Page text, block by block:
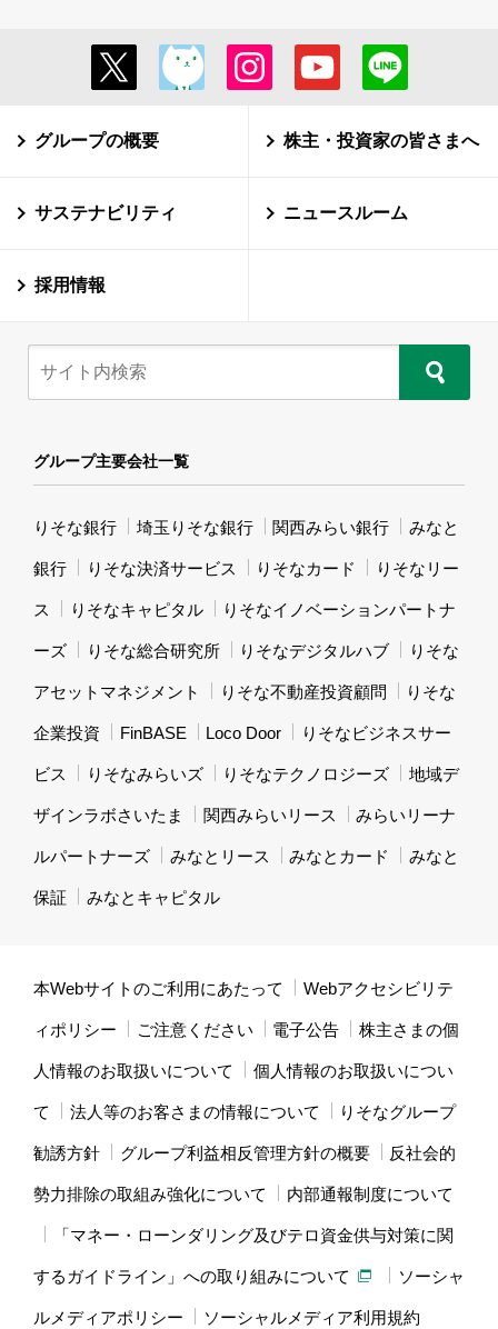
グループの概要 株主・投資家の皆さまへ
サステナビリティ ニュースルーム
採用情報
グループ主要会社一覧
りそな銀行 埼玉りそな銀行 関西みらい銀行 みなと
銀行 りそな決済サービス りそなカード りそなリー
ス りそなキャピタル りそなイノベーションパートナ
ーズ りそな総合研究所 りそなデジタルハブ りそな
アセットマネジメント りそな不動産投資顧問 りそな
企業投資 FinBASE Loco Door りそなビジネスサー
ビス りそなみらいズ りそなテクノロジーズ 地域デ
ザインラボさいたま 関西みらいリース みらいリーナ
ルパートナーズ みなとリース みなとカード みなと
保証 みなとキャピタル
本Webサイトのご利用にあたって Webアクセシビリテ
ィポリシー ご注意ください 電子公告 株主さまの個
人情報のお取扱いについて 個人情報のお取扱いについ
て 法人等のお客さまの情報について りそなグループ
勧誘方針 グループ利益相反管理方針の概要 反社会的
勢力排除の取組み強化について 内部通報制度について
「マネー・ローンダリング及びテロ資金供与対策に関
するガイドライン」への取り組みについて ソーシャ
ルメディアポリシー ソーシャルメディア利用規約